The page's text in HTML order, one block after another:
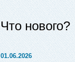
Что нового?
01.06.2026